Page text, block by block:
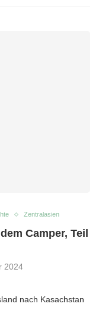
Zentralasien
Camper, Teil
2024
nach Kasachstan